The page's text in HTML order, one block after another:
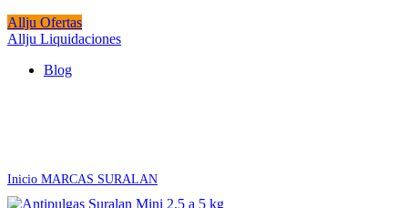
Allju Ofertas
Allju Liquidaciones
Blog
Inicio MARCAS SURALAN